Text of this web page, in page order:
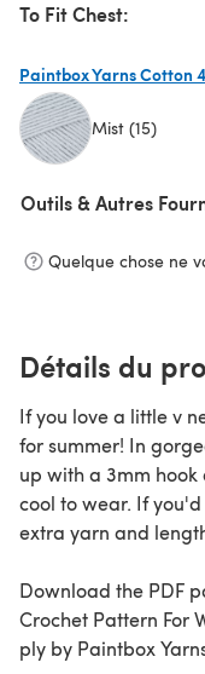
To Fit Chest:
Paintbox Yarns Cotton
Mist (15)
Outils & Autres
Quelque chose ne
Détails du
If you love a little v
for summer! In
up with a 3mm
cool to wear. If
extra yarn and
Download the PDF
Crochet Pattern For
ply by Paintbox